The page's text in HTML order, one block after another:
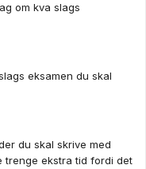
om kva slags
eksamen du skal
du skal skrive med
trenge ekstra tid fordi det